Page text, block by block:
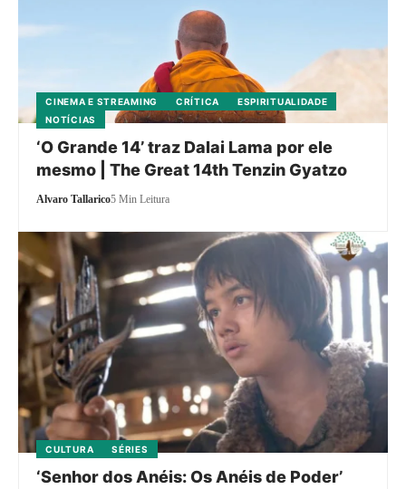
CINEMA E STREAMING CRÍTICA
ESPIRITUALIDADE
NOTÍCIAS
‘O Grande 14’ traz Dalai Lama por ele
mesmo | The Great 14th Tenzin Gyatzo
Alvaro Tallarico5 Min Leitura
CULTURA SÉRIES
‘Senhor dos Anéis: Os Anéis de Poder’